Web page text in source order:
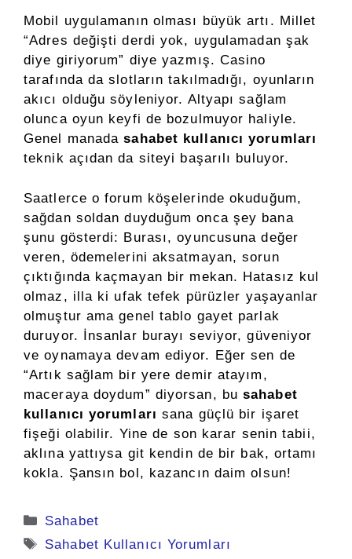
Mobil uygulamanın olması büyük artı. Millet
“Adres değişti derdi yok, uygulamadan şak
diye giriyorum” diye yazmış. Casino
tarafında da slotların takılmadığı, oyunların
akıcı olduğu söyleniyor. Altyapı sağlam
olunca oyun keyfi de bozulmuyor haliyle.
Genel manadasahabet kullanıcı yorumları
teknik açıdan da siteyi başarılı buluyor.
Saatlerce o forum köşelerinde okuduğum,
sağdan soldan duyduğum onca şey bana
şunu gösterdi: Burası, oyuncusuna değer
veren, ödemelerini aksatmayan, sorun
çıktığında kaçmayan bir mekan. Hatasız kul
olmaz, illa ki ufak tefek pürüzler yaşayanlar
olmuştur ama genel tablo gayet parlak
duruyor. İnsanlar burayı seviyor, güveniyor
ve oynamaya devam ediyor. Eğer sen de
“Artık sağlam bir yere demir atayım,
maceraya doydum” diyorsan, busahabet
kullanıcı yorumları sana güçlü bir işaret
fişeği olabilir. Yine de son karar senin tabii,
aklına yattıysa git kendin de bir bak, ortamı
kokla. Şansın bol, kazancın daim olsun!
Kategoriler
Sahabet
Etiketler
Sahabet Kullanıcı Yorumları